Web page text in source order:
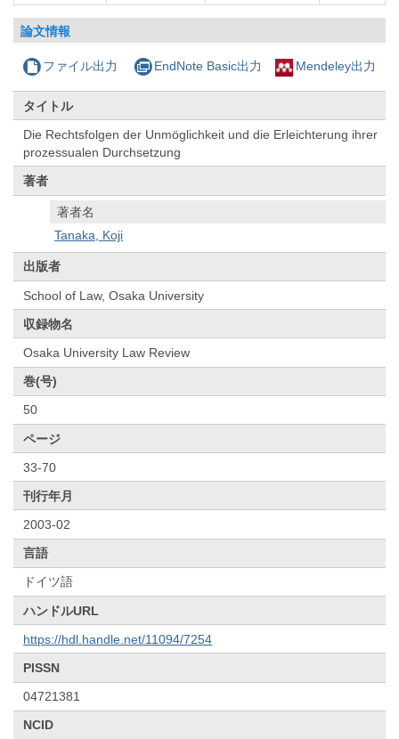
論文情報
ファイル出力 EndNote Basic出力 Mendeley出力
タイトル
Die Rechtsfolgen der Unmöglichkeit und die Erleichterung ihrer
prozessualen Durchsetzung
著者
著者名
Tanaka, Koji
出版者
School of Law, Osaka University
収録物名
Osaka University Law Review
巻(号)
50
ページ
33-70
刊行年月
2003-02
言語
ドイツ語
ハンドルURL
https://hdl.handle.net/11094/7254
PISSN
04721381
NCID